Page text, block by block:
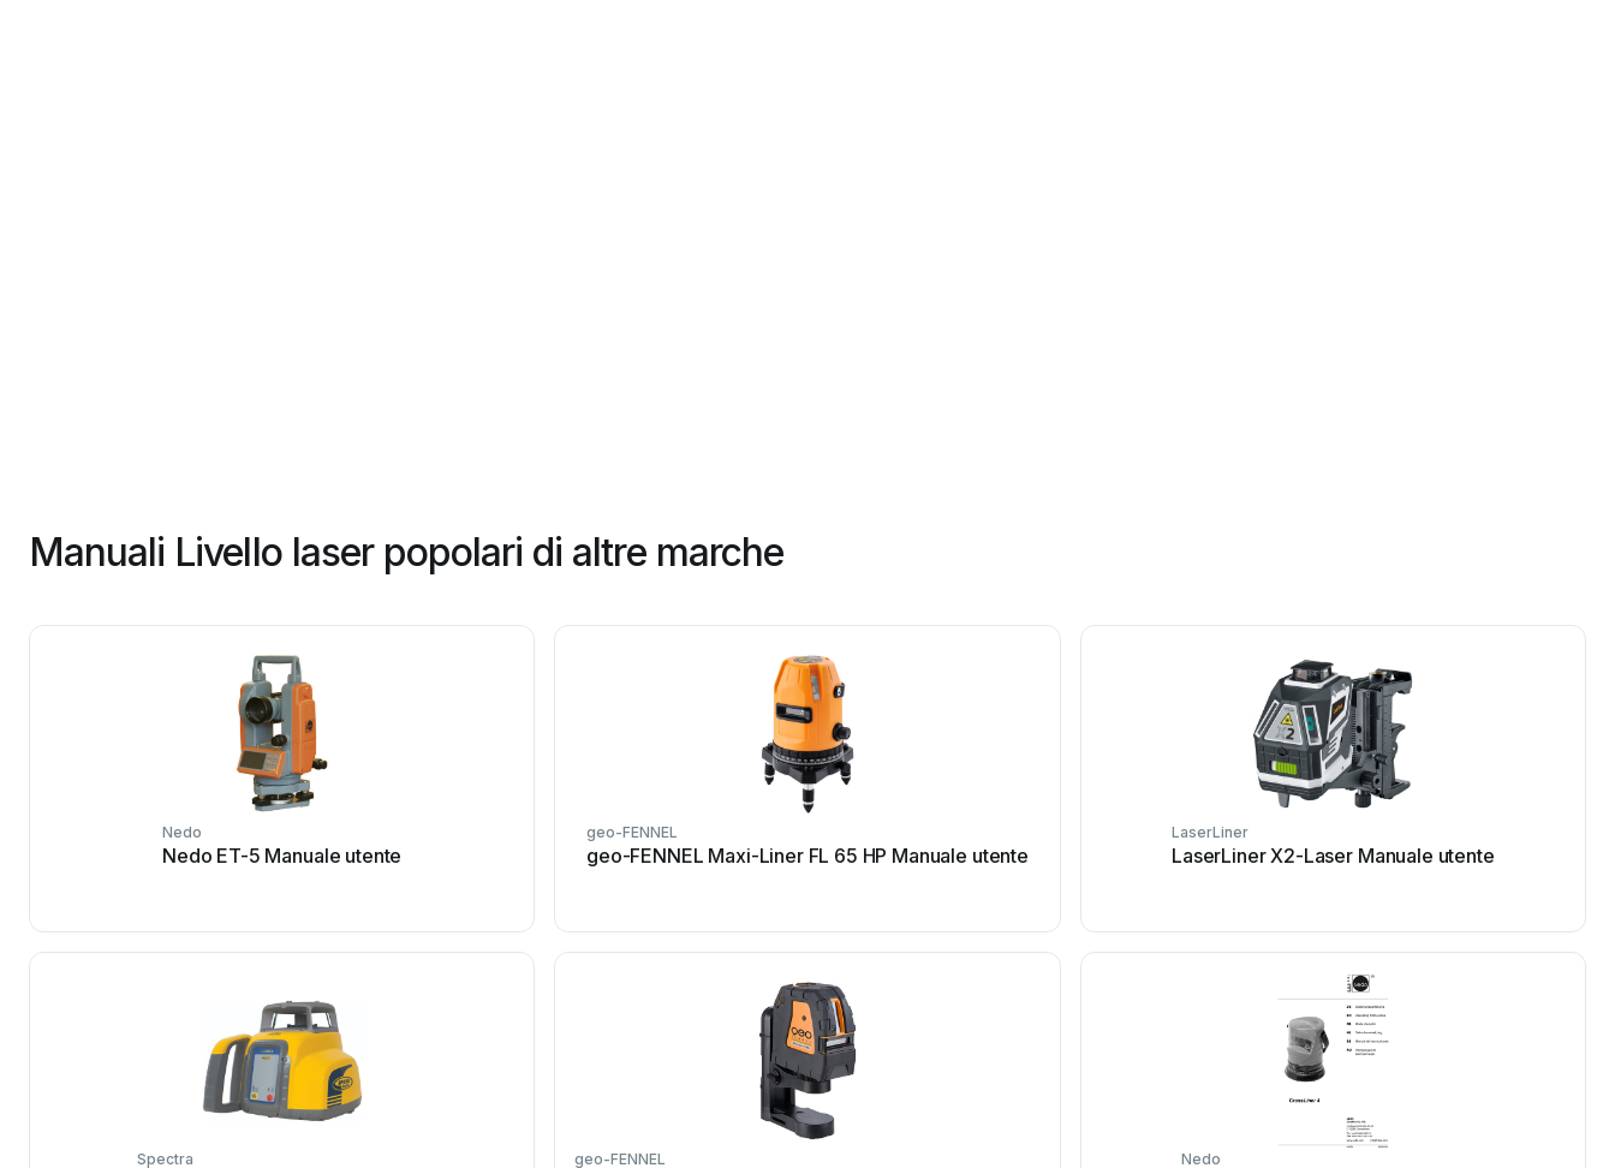
Manuali Livello laser popolari di altre marche
Nedo
Nedo ET-5 Manuale utente
geo-FENNEL
geo-FENNEL Maxi-Liner FL 65 HP Manuale utente
LaserLiner
LaserLiner X2-Laser Manuale utente
Spectra geo-FENNEL Nedo